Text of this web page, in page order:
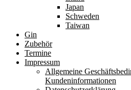
Japan
Schweden
Taiwan
Gin
Zubehör
Termine
Impressum
Allgemeine
Kundeninformationen